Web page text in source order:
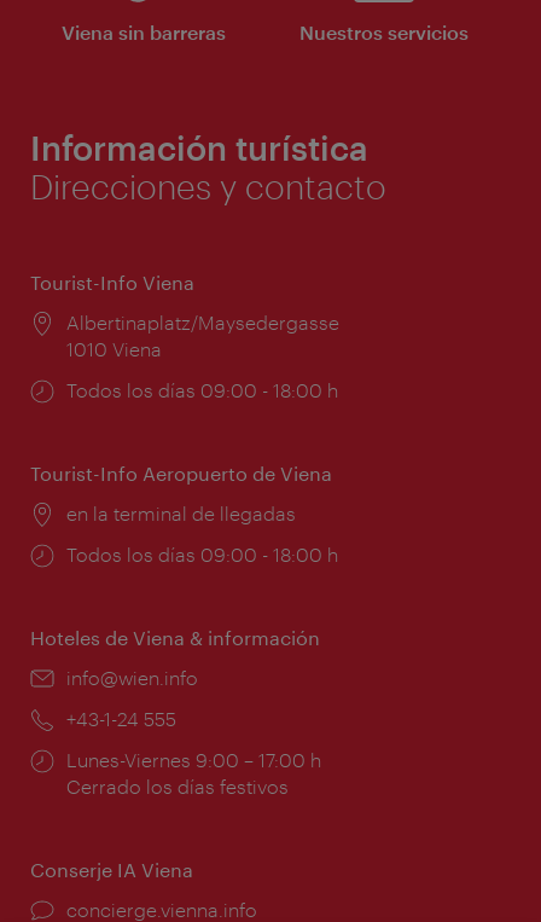
Viena sin barreras Nuestros servicios
Información turística
Direcciones y contacto
Tourist-Info Viena
Lugar:
Albertinaplatz/Maysedergasse
1010 Viena
Horarios
Todos los días 09:00 - 18:00 h
Tourist-Info Aeropuerto de Viena
Lugar:
en la terminal de llegadas
Horarios
Todos los días 09:00 - 18:00 h
Hoteles de Viena & información
e-
info@wien.info
Teléfono:
+43-1-24 555
Horarios
de
Lunes-Viernes 9:00 – 17:00 h
Cerrado los días festivos
Conserje IA Viena
concierge.vienna.info